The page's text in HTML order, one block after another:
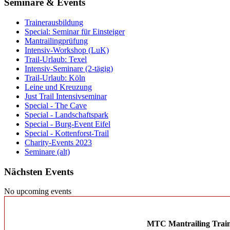
Seminare & Events
Trainerausbildung
Special: Seminar für Einsteiger
Mantrailingprüfung
Intensiv-Workshop (LuK)
Trail-Urlaub: Texel
Intensiv-Seminare (2-tägig)
Trail-Urlaub: Köln
Leine und Kreuzung
Just Trail Intensivseminar
Special - The Cave
Special - Landschaftspark
Special - Burg-Event Eifel
Special - Kottenforst-Trail
Charity-Events 2023
Seminare (alt)
Nächsten Events
No upcoming events
MTC Mantrailing